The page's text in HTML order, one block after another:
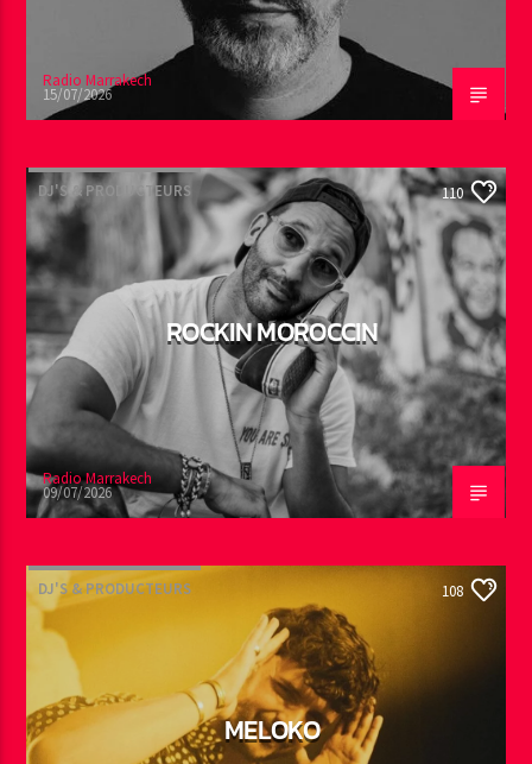
Radio Marrakech
15/07/2026
DJ'S & PRODUCTEURS 110
ROCKIN MOROCCIN
Radio Marrakech
09/07/2026
DJ'S & PRODUCTEURS 108
MELOKO